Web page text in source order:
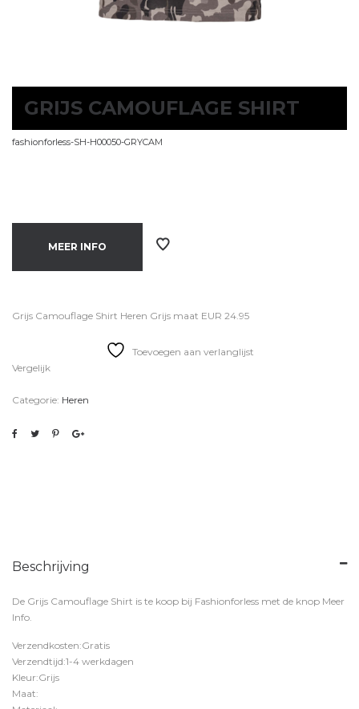
GRIJS CAMOUFLAGE SHIRT
fashionforless-SH-H00050-GRYCAM
MEER INFO
Grijs Camouflage Shirt Heren Grijs maat EUR 24.95
Toevoegen aan verlanglijst
Vergelijk
Categorie: Heren
Beschrijving
De Grijs Camouflage Shirt is te koop bij Fashionforless met de knop Meer
Info.
Verzendkosten:Gratis
Verzendtijd:1-4 werkdagen
Kleur:Grijs
Maat: